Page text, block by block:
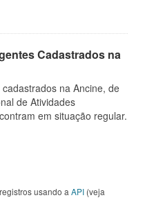
Cadastrados na
na Ancine, de
de Atividades
em situação regular.
usando a API (veja